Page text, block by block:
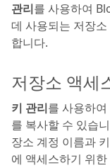
관리를 사용하여
데 사용되는 저장
합니다.
저장소 액세
키 관리를 사용하
를 복사할 수 있습
장소 계정 이름과
에 액세스하기 위